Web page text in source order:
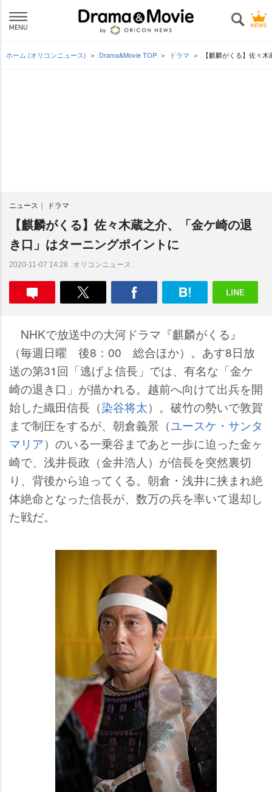
ホーム (オリコンニュース) Drama&Movie TOP ドラマ 【麒麟がくる】佐々
ニュース ドラマ
【麒麟がくる】佐々木蔵之介、「金ケ崎の退
き口」はターニングポイントに
2020-11-07 14:28 オリコンニュース
NHKで放送中の大河ドラマ『麒麟がくる』
（毎週日曜 後8：00 総合ほか）。あす8日放
送の第31回「逃げよ信長」では、有名な「金ケ
崎の退き口」が描かれる。越前へ向けて出兵を開
始した織田信長（染谷将太）。破竹の勢いで敦賀
まで制圧をするが、朝倉義景（ユースケ・サンタ
マリア）のいる一乗谷まであと一歩に迫った金ヶ
崎で、浅井長政（金井浩人）が信長を突然裏切
り、背後から迫ってくる。朝倉・浅井に挟まれ絶
体絶命となった信長が、数万の兵を率いて退却し
た戦だ。